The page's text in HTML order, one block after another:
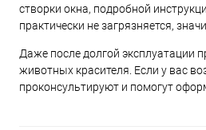
створки окна, подробной
практически не загрязняется,
Даже после долгой эксплуатации
животных красителя. Если у вас
проконсультируют и помогут